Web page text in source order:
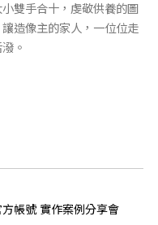
雙手合十，虔敬供養的圖
造像主的家人，一位位走
。
帳號 實作案例分享會